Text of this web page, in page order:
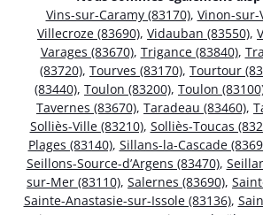
Vins-sur-Caramy (83170), Vinon-sur-
Villecroze (83690), Vidauban (83550),
Varages (83670), Trigance (83840),
(83720), Tourves (83170), Tourtour
(83440), Toulon (83200), Toulon
Tavernes (83670), Taradeau (83460),
Solliès-Ville (83210), Solliès-Toucas
Plages (83140), Sillans-la-Cascade
Seillons-Source-d’Argens (83470),
sur-Mer (83110), Salernes (83690),
Sainte-Anastasie-sur-Issole (83136),